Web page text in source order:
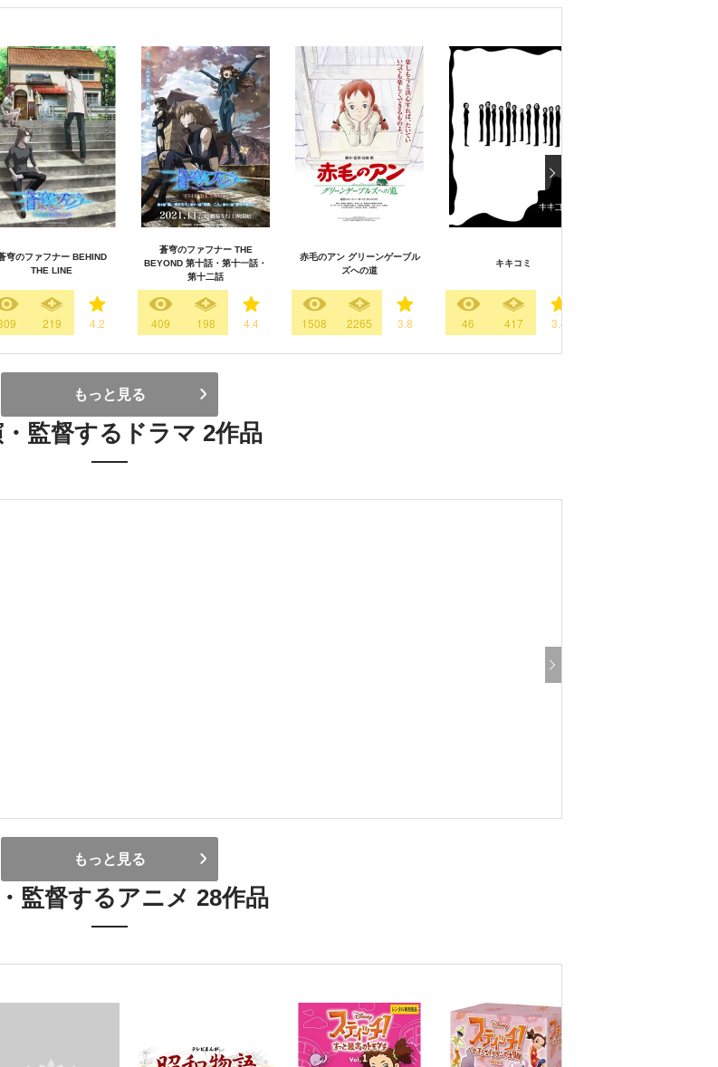
穹のファフナー BEHIND
THE LINE
219 4.2
蒼穹のファフナー THE
BEYOND 第十話・第十一話・
第十二話
409 198 4.4
赤毛のアン グリーンゲーブル
ズへの道
1508 2265 3.8
キキコミ
46 417 3.4
もっと見る
監督するドラマ 2作品
もっと見る
監督するアニメ 28作品